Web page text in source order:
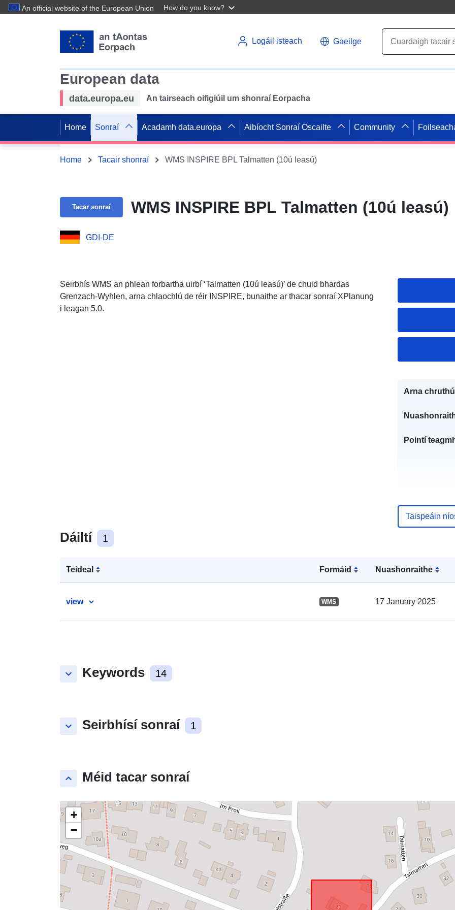
An official website of the European Union How do you know?
Logáil isteach Gaeilge
European data
data.europa.eu An tairseach oifigiúil um shonraí Eorpacha
Home Sonraí Acadamh data.europa Aibíocht Sonraí Oscailte Community
Home Tacair shonraí WMS INSPIRE BPL Talmatten (10ú leasú)
Tacar sonraí WMS INSPIRE BPL Talmatten (10ú leasú)
GDI-DE
Seirbhís WMS an phlean forbartha uirbí ‘Talmatten (10ú leasú)’ de chuid bhardas
Grenzach-Wyhlen, arna chlaochlú de réir INSPIRE, bunaithe ar thacar sonraí XPlanung
i leagan 5.0.
Dáiltí 1
Teideal Formáid Nuashonraithe
view WMS 17 January 2025
keyboard_arrow_down Keywords 14
keyboard_arrow_down Seirbhísí sonraí 1
keyboard_arrow_up Méid tacar sonraí
+
−
Arna
Pointí
Taifead
Taispeáin